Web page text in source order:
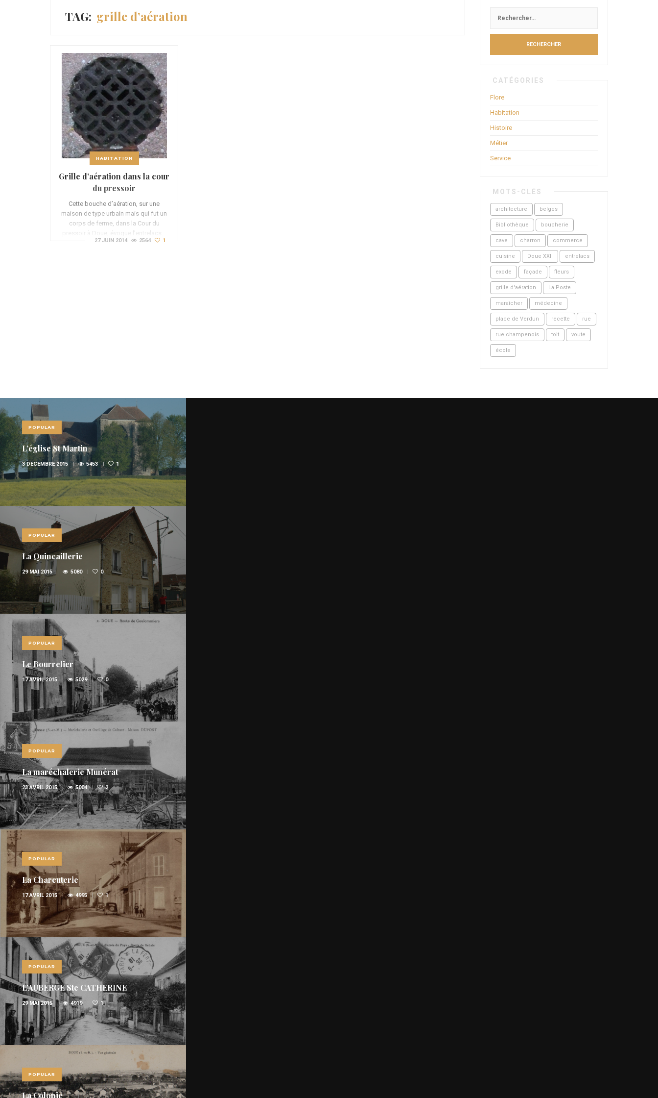
TAG: grille d’aération
HABITATION
Grille d’aération dans la cour
du pressoir
Cette bouche d’aération, sur une
maison de type urbain mais qui fut un
corps de ferme, dans la Cour du
pressoir à Doue, évoque l’entrelacs…
27 JUIN 2014 2564 1
CATÉGORIES
Flore
Habitation
Histoire
Métier
Service
MOTS-CLÉS
architecture belges
Bibliothèque boucherie
cave charron commerce
cuisine Doue XXII entrelacs
exode façade fleurs
grille d'aération La Poste
maraîcher médecine
place de Verdun recette rue
rue champenois toit voute
école
POPULAR
L’église St Martin
3 DÉCEMBRE 2015 5453 1
POPULAR
La Quincaillerie
29 MAI 2015 5080 0
POPULAR
Le Bourrelier
17 AVRIL 2015 5029 0
POPULAR
La maréchalerie Munérat
23 AVRIL 2015 5004 2
POPULAR
La Charcuterie
17 AVRIL 2015 4995 1
POPULAR
L’AUBERGE Ste CATHERINE
29 MAI 2015 4919 1
POPULAR
La Colonie